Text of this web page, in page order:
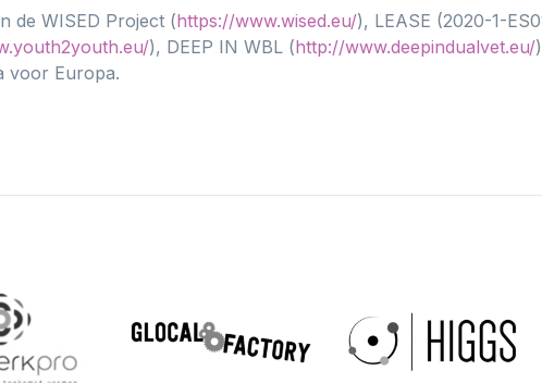
de WISED Project (https://www.wised.eu/), LEASE (2020-1-
), DEEP IN WBL (http://www.deepindualvet.eu/
voor Europa.